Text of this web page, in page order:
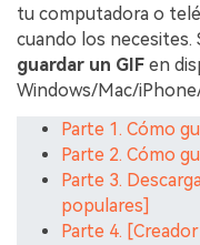
tu computadora o
cuando los necesites.
guardar un GIF en
Windows/Mac/
Parte 1. Cómo
Parte 2. Cómo
Parte 3.
populares]
Parte 4.